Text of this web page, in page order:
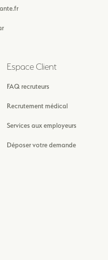
Espace Client
FAQ recruteurs
Recrutement médical
Services aux employeurs
Déposer votre demande